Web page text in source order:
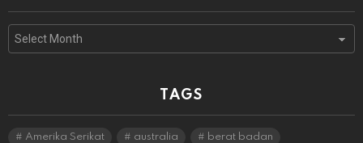
Archives
TAGS
Amerika Serikat australia berat badan